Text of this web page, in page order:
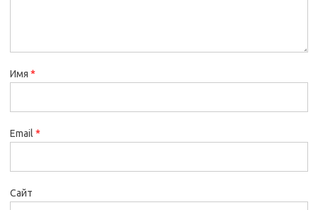
Имя *
Email *
Сайт